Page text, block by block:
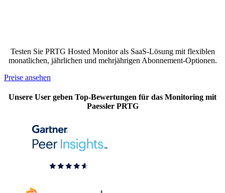
Testen Sie PRTG Hosted Monitor als SaaS-Lösung mit flexiblen
monatlichen, jährlichen und mehrjährigen Abonnement-Optionen.
Preise ansehen
Unsere User geben Top-Bewertungen für das Monitoring mit
Paessler PRTG